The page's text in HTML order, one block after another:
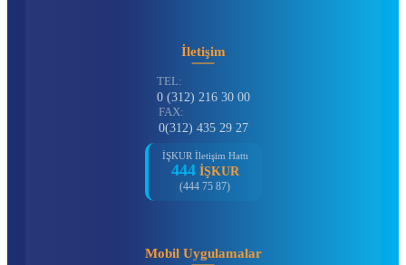
İletişim
TEL:
0 (312) 216 30 00
FAX:
0(312) 435 29 27
İŞKUR İletişim Hattı
444 İŞKUR
(444 75 87)
Mobil Uygulamalar